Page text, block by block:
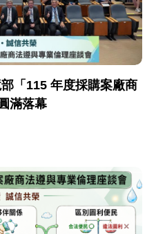
「115 年度採購案廠商
滿落幕